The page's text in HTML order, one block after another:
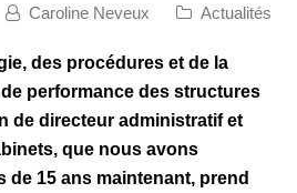
Caroline Neveux Actualités
des procédures et de la
performance des structures
de directeur administratif et
que nous avons
de 15 ans maintenant, prend